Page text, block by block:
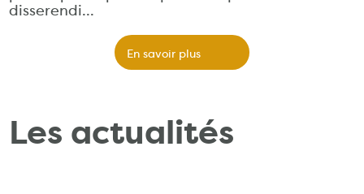
disserendi…
En savoir plus
Les actualités